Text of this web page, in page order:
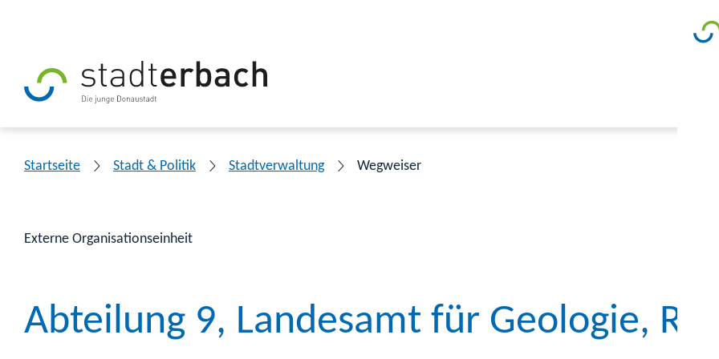
Startseite Stadt & Politik Stadtverwaltung Wegweiser
Externe Organisationseinheit
Abteilung 9, Landesamt für Geologie,